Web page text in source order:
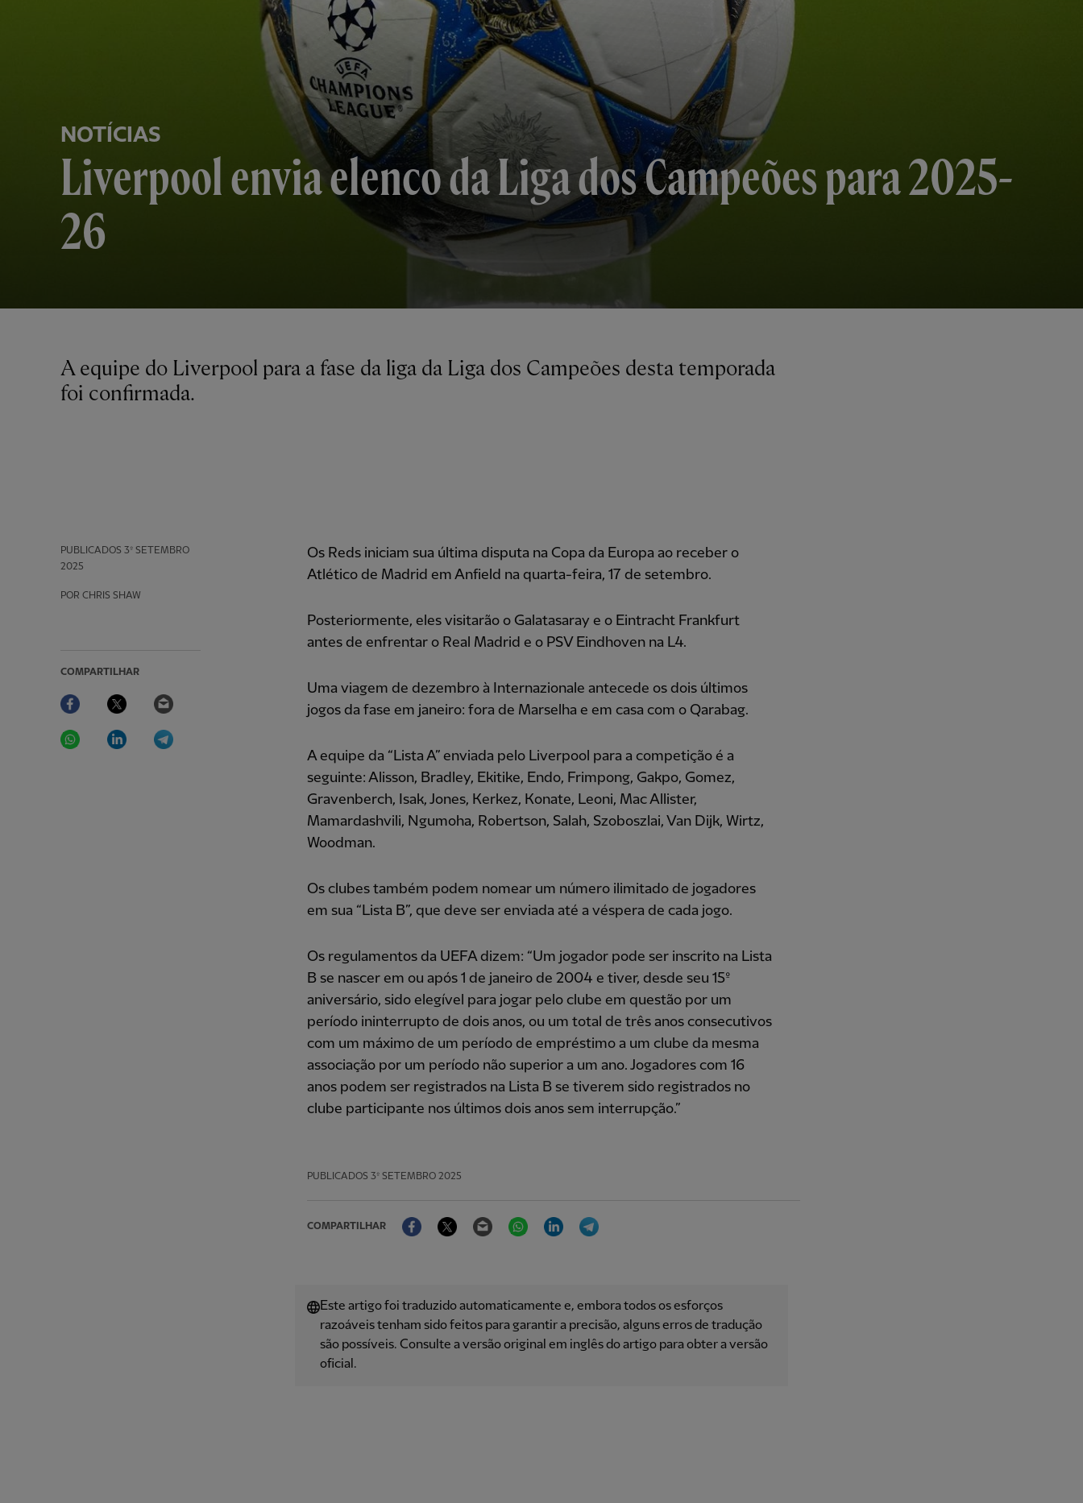
NOTÍCIAS
Liverpool envia elenco da Liga dos Campeões para 2025-
26
PUBLICADOS 3º SETEMBRO
2025
POR CHRIS SHAW
COMPARTILHAR
Facebook Twitter
WhatsAppLinkedIn
A equipe do Liverpool para a fase da liga da Liga dos Campeões desta temporada
foi confirmada.
Os Reds iniciam sua última disputa na Copa da Europa ao receber o
Atlético de Madrid em Anfield na quarta-feira, 17 de setembro.
Posteriormente, eles visitarão o Galatasaray e o Eintracht Frankfurt
antes de enfrentar o Real Madrid e o PSV Eindhoven na L4.
Uma viagem de dezembro à Internazionale antecede os dois últimos
jogos da fase em janeiro: fora de Marselha e em casa com o Qarabag.
A equipe da “Lista A” enviada pelo Liverpool para a competição é a
seguinte: Alisson, Bradley, Ekitike, Endo, Frimpong, Gakpo, Gomez,
Gravenberch, Isak, Jones, Kerkez, Konate, Leoni, Mac Allister,
Mamardashvili, Ngumoha, Robertson, Salah, Szoboszlai, Van Dijk, Wirtz,
Woodman.
Os clubes também podem nomear um número ilimitado de jogadores
em sua “Lista B”, que deve ser enviada até a véspera de cada jogo.
Os regulamentos da UEFA dizem: “Um jogador pode ser inscrito na Lista
B se nascer em ou após 1 de janeiro de 2004 e tiver, desde seu 15º
aniversário, sido elegível para jogar pelo clube em questão por um
período ininterrupto de dois anos, ou um total de três anos consecutivos
com um máximo de um período de empréstimo a um clube da mesma
associação por um período não superior a um ano. Jogadores com 16
anos podem ser registrados na Lista B se tiverem sido registrados no
clube participante nos últimos dois anos sem interrupção.”
PUBLICADOS 3º SETEMBRO 2025
COMPARTILHAR
FacebookTwitter Email WhatsAppLinkedIn
Este artigo foi traduzido automaticamente e, embora todos os esforços
razoáveis ​​tenham sido feitos para garantir a precisão, alguns erros de tradução
são possíveis. Consulte a versão original em inglês do artigo para obter a versão
oficial.